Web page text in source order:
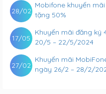
Mobifone khuyến
tặng 50%
28/02
Khuyến mãi đăng ký
20/5 – 22/5/2024
17/05
Khuyến mãi
ngày 26/2 – 28/2/
27/02